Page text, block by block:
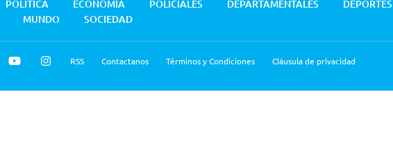
POLÍTICA ECONOMÍA POLICIALES DEPARTAMENTALES DEPORTES
MUNDO SOCIEDAD
RSS Contactanos Términos y Condiciones Cláusula de privacidad